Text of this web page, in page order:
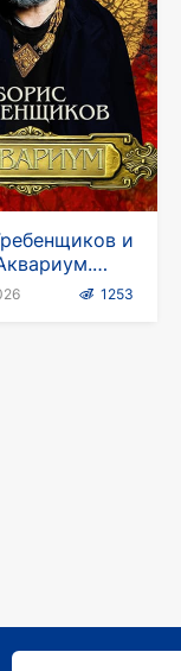
и
тур
1253